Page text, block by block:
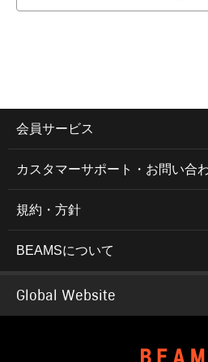
会員サービス
カスタマーサポート・お問い合
規約・方針
BEAMSについて
Global Website